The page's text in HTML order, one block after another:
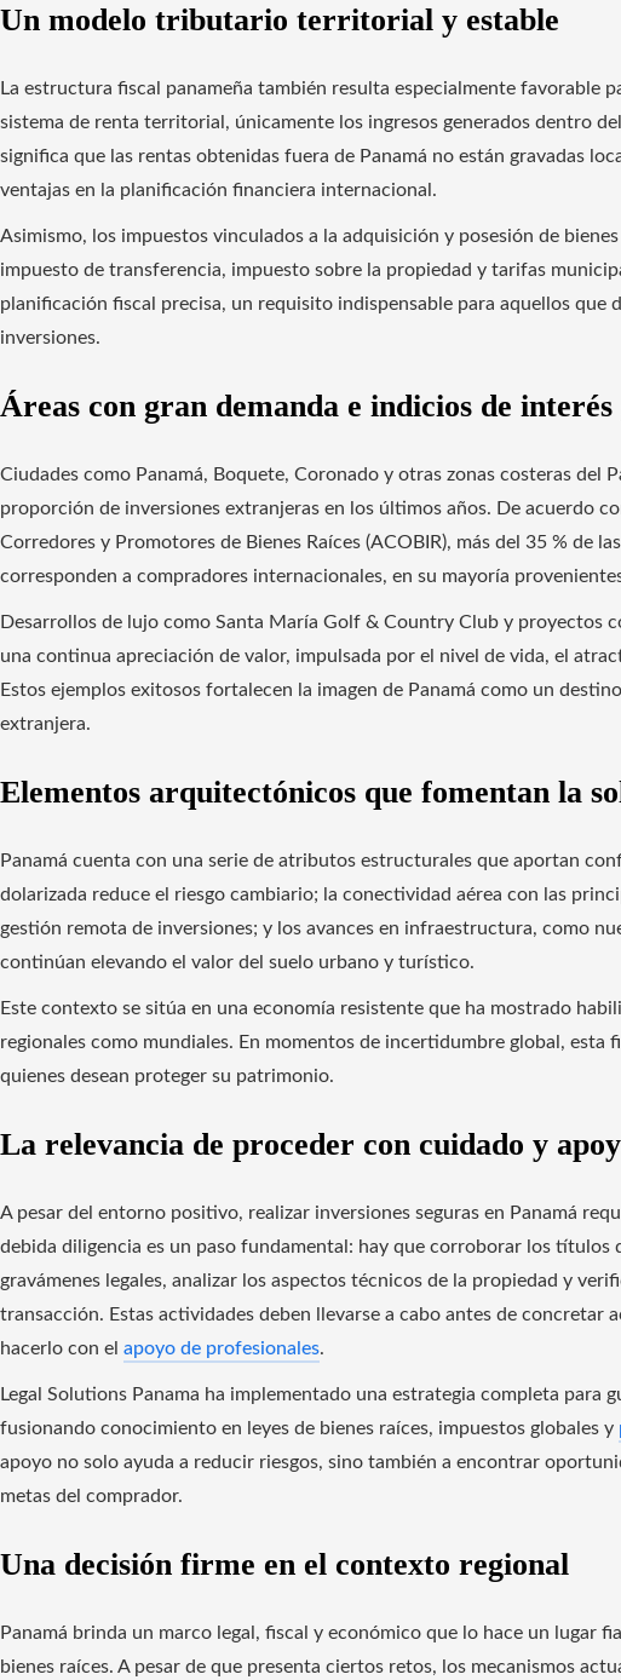
Un modelo tributario territorial y estable
La estructura fiscal panameña también resulta especialmente favorable
sistema de renta territorial, únicamente los ingresos generados dentro
significa que las rentas obtenidas fuera de Panamá no están gravadas
ventajas en la planificación financiera internacional.
Asimismo, los impuestos vinculados a la adquisición y posesión de
impuesto de transferencia, impuesto sobre la propiedad y tarifas
planificación fiscal precisa, un requisito indispensable para aquellos que
inversiones.
Áreas con gran demanda e indicios de
Ciudades como Panamá, Boquete, Coronado y otras zonas costeras del
proporción de inversiones extranjeras en los últimos años. De acuerdo
Corredores y Promotores de Bienes Raíces (ACOBIR), más del 35 % de
corresponden a compradores internacionales, en su mayoría
Desarrollos de lujo como Santa María Golf & Country Club y proyectos
una continua apreciación de valor, impulsada por el nivel de vida, el
Estos ejemplos exitosos fortalecen la imagen de Panamá como un
extranjera.
Elementos arquitectónicos que fomentan la
Panamá cuenta con una serie de atributos estructurales que aportan
dolarizada reduce el riesgo cambiario; la conectividad aérea con las
gestión remota de inversiones; y los avances en infraestructura, como
continúan elevando el valor del suelo urbano y turístico.
Este contexto se sitúa en una economía resistente que ha mostrado
regionales como mundiales. En momentos de incertidumbre global, esta
quienes desean proteger su patrimonio.
La relevancia de proceder con cuidado y
A pesar del entorno positivo, realizar inversiones seguras en Panamá
debida diligencia es un paso fundamental: hay que corroborar los títulos
gravámenes legales, analizar los aspectos técnicos de la propiedad y
transacción. Estas actividades deben llevarse a cabo antes de concretar
hacerlo con el apoyo de profesionales.
Legal Solutions Panama ha implementado una estrategia completa para
fusionando conocimiento en leyes de bienes raíces, impuestos globales y
apoyo no solo ayuda a reducir riesgos, sino también a encontrar
metas del comprador.
Una decisión firme en el contexto regional
Panamá brinda un marco legal, fiscal y económico que lo hace un lugar
bienes raíces. A pesar de que presenta ciertos retos, los mecanismos